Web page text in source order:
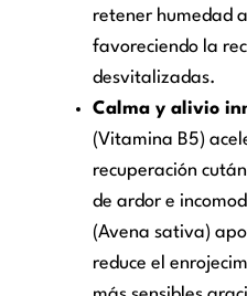
retener humedad
favoreciendo la
desvitalizadas.
Calma y alivio
(Vitamina B5)
recuperación
de ardor e
(Avena sativa)
reduce el